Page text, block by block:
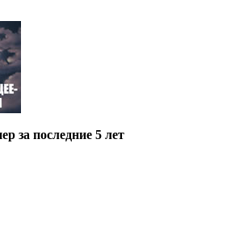
за последние 5 лет